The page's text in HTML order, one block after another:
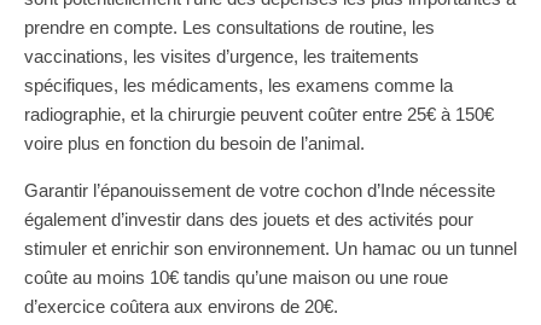
prendre en compte. Les consultations de routine, les
vaccinations, les visites d’urgence, les traitements
spécifiques, les médicaments, les examens comme la
radiographie, et la chirurgie peuvent coûter entre 25€ à 150€
voire plus en fonction du besoin de l’animal.
Garantir l’épanouissement de votre cochon d’Inde nécessite
également d’investir dans des jouets et des activités pour
stimuler et enrichir son environnement. Un hamac ou un tunnel
coûte au moins 10€ tandis qu’une maison ou une roue
d’exercice coûtera aux environs de 20€.